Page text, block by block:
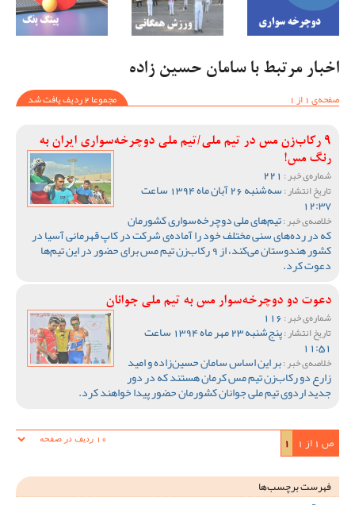
اخبار مرتبط با سامان حسین زاده
صفحه‌ی 1 از 1
مجموعا 2 ردیف یافت شد
9 رکاب‌زن مس در تیم ملی/تیم ملی دوچرخه‌سواری ایران به
رنگ مس!
شماره‌ی خبر :
تاریخ انتشار : سه‌شنبه 26 آبان ماه 1394 ساعت
12:37
خلاصه‌ی خبر :تیم‌های ملی دوچرخه‌سواری کشورمان
که در رده‌های سنی مختلف خود را آماده‌ی شرکت در کاپ قهرمانی آسیا در
کشور هندوستان می‌کند، از 9 رکاب‌زن تیم مس برای حضور در این تیم‌ها
دعوت کرد.
دعوت دو دوچرخه‌سوار مس به تیم ملی جوانان
شماره‌ی خبر :
تاریخ انتشار : پنج‌شنبه 23 مهر ماه 1394 ساعت
11:51
خلاصه‌ی خبر :بر این اساس سامان حسین‌زاده و امید
زارع دو رکاب‌زن تیم مس کرمان هستند که در دور
جدید اردوی تیم ملی جوانان کشورمان حضور پیدا خواهند کرد.
ص 1 از 1 1
فهرست برچسب‌ها